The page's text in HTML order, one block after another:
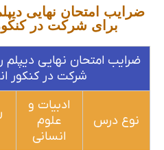
ضرایب امتحان نهایی
برای شرکت در کنکور
ضرایب امتحان نهایی دیپلم
شرکت در کنکور
نوع درس
ادبیات و
علوم
انسانی